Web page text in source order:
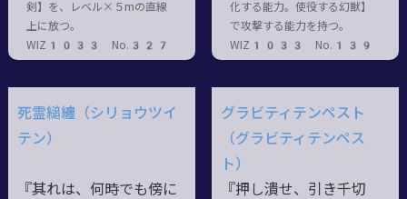
剣】を、レベル×５mの直線
上に放つ。
WIZ1033 No.327
化する能力。使役する幻獣】
で攻撃する能力を持つ。
WIZ1033 No.139
死霊縋纏（シリョウツイ
テン）
『其れは、何時でも傍に
グラビティテンペスト
（グラビティテンペス
ト）
『押し潰せ、引き千切